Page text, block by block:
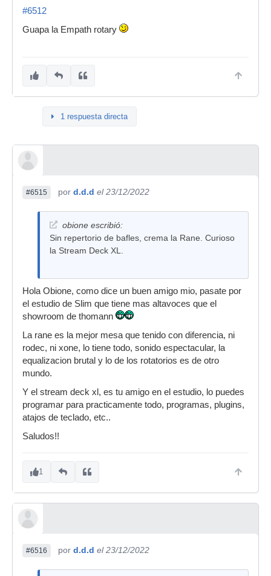
#6512
Guapa la Empath rotary
1 respuesta directa
#6515 por d.d.d el 23/12/2022
obione escribió:
Sin repertorio de bafles, crema la Rane. Curioso
la Stream Deck XL.
Hola Obione, como dice un buen amigo mio, pasate por
el estudio de Slim que tiene mas altavoces que el
showroom de thomann
La rane es la mejor mesa que tenido con diferencia, ni
rodec, ni xone, lo tiene todo, sonido espectacular, la
equalizacion brutal y lo de los rotatorios es de otro
mundo.
Y el stream deck xl, es tu amigo en el estudio, lo puedes
programar para practicamente todo, programas, plugins,
atajos de teclado, etc..
Saludos!!
1
#6516 por d.d.d el 23/12/2022